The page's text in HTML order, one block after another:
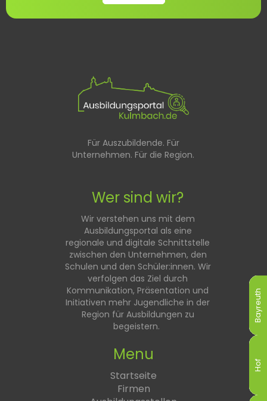
Bayreuth
Hof
Bayreuth
Hof
Bayreuth
Hof
Bayreuth
Hof
Bayreuth
Hof
Bayreuth
Hof
Für Auszubildende. Für
Unternehmen. Für die Region.
Wer sind wir?
Wir verstehen uns mit dem
Ausbildungsportal als eine
regionale und digitale Schnittstelle
zwischen den Unternehmen, den
Schulen und den Schüler:innen. Wir
verfolgen das Ziel durch
Kommunikation, Präsentation und
Initiativen mehr Jugendliche in der
Region für Ausbildungen zu
begeistern.
Menu
Startseite
Firmen